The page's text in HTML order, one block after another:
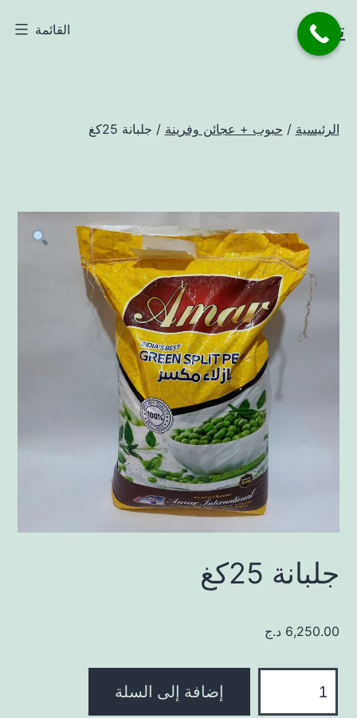
التخطي
إلىتاجر القائمة
الرئيسية / حبوب + عجائن وفرينة / جلبانة 25كغ
جلبانة 25كغ
6,250.00 د.ج
جلبانة
إضافة إلى السلة